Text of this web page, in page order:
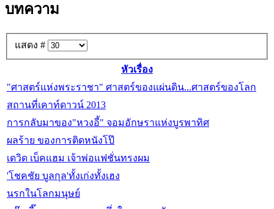
บทความ
แสดง #
หัวเรื่อง
"ศาสตร์แห่งพระราชา" ศาสตร์ของแผ่นดิน...ศาสตร์ของโลก
สถานที่เคาท์ดาวน์ 2013
การกลับมาของ"หวงอี้" จอมอักษราแห่งบูรพาทิศ
ผลร้าย ของการติดหนังโป๊
เดวิด เบ็คแฮม เจ้าพ่อแฟชั่นทรงผม
'โชคชัย บูลกุล'ทั้งเก่งทั้งเฮง
นรกในโลกมนุษย์